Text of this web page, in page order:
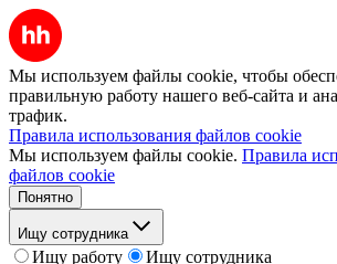
Мы используем файлы cookie, чтобы
правильную работу нашего веб-сайта и
трафик.
Правила использования файлов cookie
Мы используем файлы cookie. Правила
файлов cookie
Понятно
Ищу сотрудника
Ищу работу
Ищу сотрудника